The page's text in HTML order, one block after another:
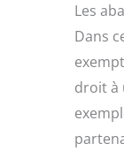
Les
Dans
droit à